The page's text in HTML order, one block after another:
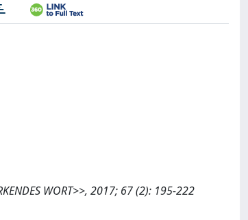
WORT>>, 2017; 67 (2): 195-222